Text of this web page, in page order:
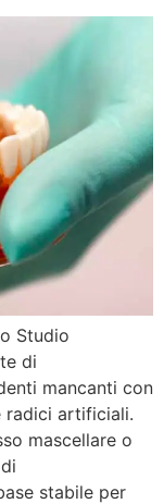
Studio
di
mancanti con
radici artificiali.
mascellare o
stabile per